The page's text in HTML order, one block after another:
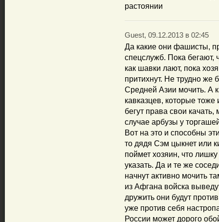
растоянии
Guest, 09.12.2013 в 02:45
Да какие они фашисты,
спецслужб. Пока бегают,
как шавки лают, пока
притихнут. Не трудно же
Средней Азии мочить. А
кавказцев, которые тоже
бегут права свои
случае арбузы у
Вот на это и способны
то дядя Сэм цыкнет или
поймет хозяин, что
указать. Да и те же
начнут активно мочить
из Афгана войска
дружить они будут
уже против себя
России может дорого